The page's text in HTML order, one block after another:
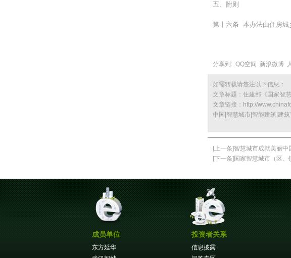
五、附则
第十六条 本办法由住房城
分享到: QQ空间 新浪微博
如需转载请签注以下信息：
文章标题： 住建部《国家智
文章链接： http://
中国|智慧城市|智能建筑|建
[上一条]智慧城市成就美丽中
[下一条] 国家智慧城市（区、
成员单位
东方延华
投资者关系
信息披露